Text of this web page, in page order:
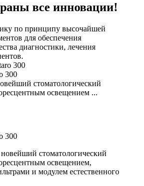
все инновации!
по принципу высочайшей
для обеспечения
диагностики, лечения
300
стоматологический
освещением ...
300
стоматологический
освещением,
и модулем естественного